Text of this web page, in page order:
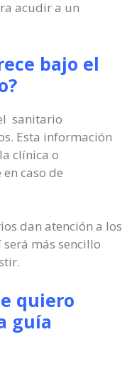
acudir a un
bajo el
sanitario
Esta información
clínica o
caso de
dan atención a los
más sencillo
quiero
guía